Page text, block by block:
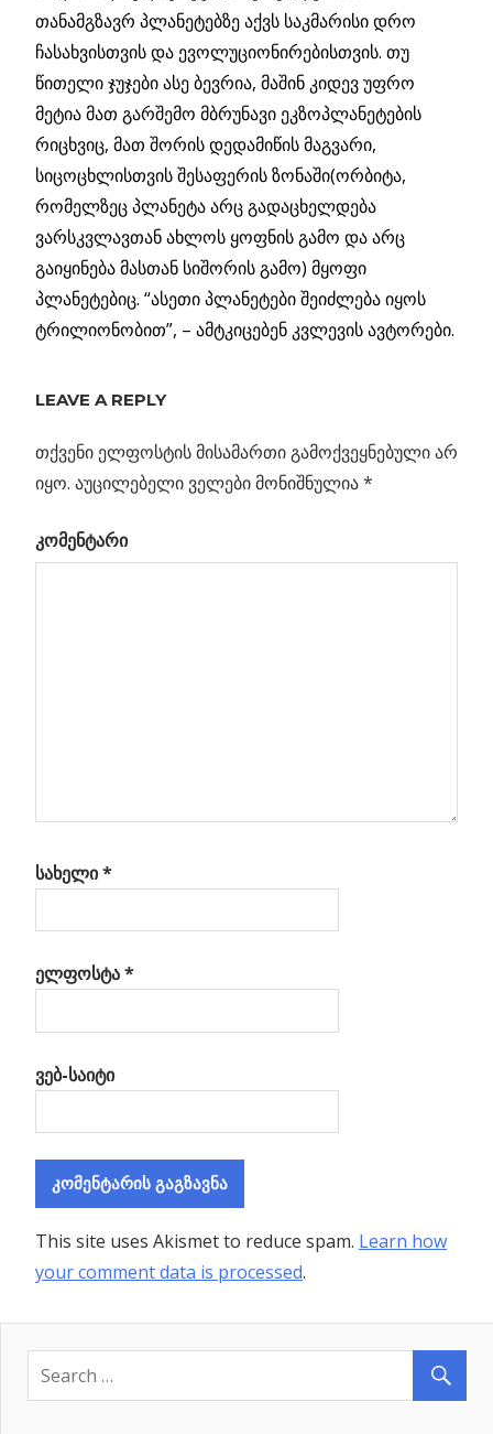
თანამგზავრ პლანეტებზე აქვს საკმარისი დრო
ჩასახვისთვის და ევოლუციონირებისთვის. თუ
წითელი ჯუჯები ასე ბევრია, მაშინ კიდევ უფრო
მეტია მათ გარშემო მბრუნავი ეკზოპლანეტების
რიცხვიც, მათ შორის დედამიწის მაგვარი,
სიცოცხლისთვის შესაფერის ზონაში(ორბიტა,
რომელზეც პლანეტა არც გადაცხელდება
ვარსკვლავთან ახლოს ყოფნის გამო და არც
გაიყინება მასთან სიშორის გამო) მყოფი
პლანეტებიც. “ასეთი პლანეტები შეიძლება იყოს
ტრილიონობით”, – ამტკიცებენ კვლევის ავტორები.
პოსტის
ნავიგაცია
Previous
Post:
კოსმოსური
კვალი
LEAVE A REPLY
თქვენი ელფოსტის მისამართი გამოქვეყნებული არ
იყო. აუცილებელი ველები მონიშნულია*
კომენტარი
სახელი*
ელფოსტა*
ვებ-საიტი
This site uses Akismet to reduce spam. Learn how
your comment data is processed.